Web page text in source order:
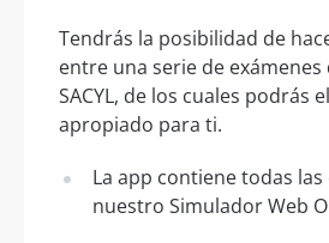
Tendrás la posibilidad de
entre una serie de exámenes
SACYL, de los cuales podrás
apropiado para ti.
La app contiene todas
nuestro Simulador Web